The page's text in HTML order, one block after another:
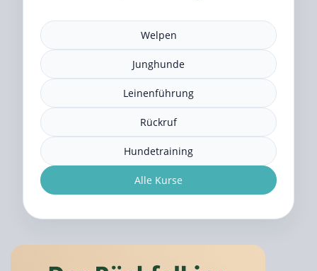
Welpen
Junghunde
Leinenführung
Rückruf
Hundetraining
Alle Kurse